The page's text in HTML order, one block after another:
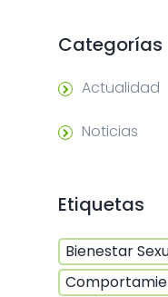
Categorías
Actualidad
Noticias
Etiquetas
Bienestar